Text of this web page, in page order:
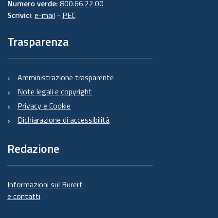
Numero verde: 800.66.22.00
Scrivici: e-mail - PEC
Trasparenza
Amministrazione trasparente
Note legali e copyright
Privacy e Cookie
Dichiarazione di accessibilità
Redazione
Informazioni sul Burert
e contatti